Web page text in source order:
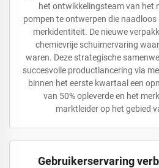
het ontwikkelingsteam van het
pompen te ontwerpen die
merkidentiteit. De nieuwe
chemievrije schuimervaring
waren. Deze strategische
succesvolle productlancering via
binnen het eerste kwartaal een
van 50% opleverde en het
marktleider op het gebied
Gebruikerservaring